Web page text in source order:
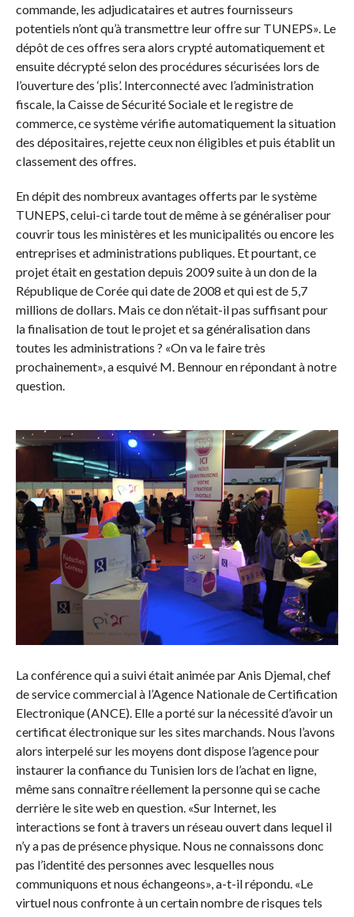
commande, les adjudicataires et autres fournisseurs
potentiels n’ont qu’à transmettre leur offre sur TUNEPS». Le
dépôt de ces offres sera alors crypté automatiquement et
ensuite décrypté selon des procédures sécurisées lors de
l’ouverture des ‘plis’. Interconnecté avec l’administration
fiscale, la Caisse de Sécurité Sociale et le registre de
commerce, ce système vérifie automatiquement la situation
des dépositaires, rejette ceux non éligibles et puis établit un
classement des offres.
En dépit des nombreux avantages offerts par le système
TUNEPS, celui-ci tarde tout de même à se généraliser pour
couvrir tous les ministères et les municipalités ou encore les
entreprises et administrations publiques. Et pourtant, ce
projet était en gestation depuis 2009 suite à un don de la
République de Corée qui date de 2008 et qui est de 5,7
millions de dollars. Mais ce don n’était-il pas suffisant pour
la finalisation de tout le projet et sa généralisation dans
toutes les administrations ? «On va le faire très
prochainement», a esquivé M. Bennour en répondant à notre
question.
La conférence qui a suivi était animée par Anis Djemal, chef
de service commercial à l’Agence Nationale de Certification
Electronique (ANCE). Elle a porté sur la nécessité d’avoir un
certificat électronique sur les sites marchands. Nous l’avons
alors interpelé sur les moyens dont dispose l’agence pour
instaurer la confiance du Tunisien lors de l’achat en ligne,
même sans connaître réellement la personne qui se cache
derrière le site web en question. «Sur Internet, les
interactions se font à travers un réseau ouvert dans lequel il
n’y a pas de présence physique. Nous ne connaissons donc
pas l’identité des personnes avec lesquelles nous
communiquons et nous échangeons», a-t-il répondu. «Le
virtuel nous confronte à un certain nombre de risques tels